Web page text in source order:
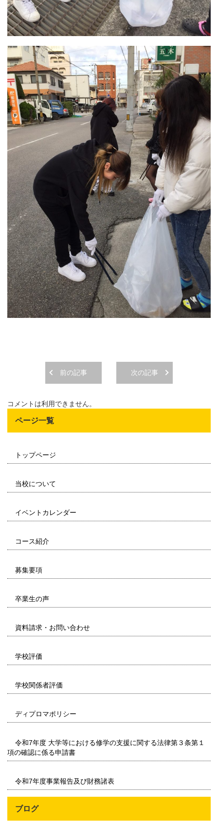
前の記事 次の記事
コメントは利用できません。
ページ一覧
トップページ
当校について
イベントカレンダー
コース紹介
募集要項
卒業生の声
資料請求・お問い合わせ
学校評価
学校関係者評価
ディプロマポリシー
令和7年度 大学等における修学の支援に関する法律第３条第１
項の確認に係る申請書
令和7年度事業報告及び財務諸表
ブログ